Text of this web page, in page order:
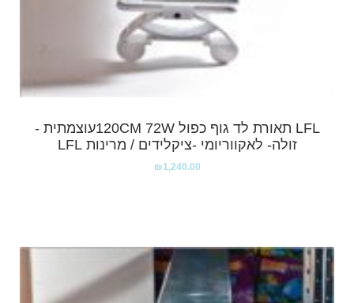
LFL תאורת לד גוף כפול 120CM 72Wעוצמתית -
זולה- לאקווריומי -ציקלידים / מרינות LFL
₪1,240.00